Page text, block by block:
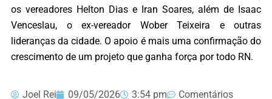
os vereadores Helton Dias e Iran Soares, além de Isaac
Venceslau, o ex-vereador Wober Teixeira e outras
lideranças da cidade. O apoio é mais uma confirmação do
crescimento de um projeto que ganha força por todo RN.
Joel Rei 09/05/2026 3:54 pm Comentários